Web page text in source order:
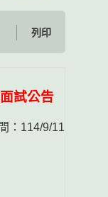
列印
試公告
： 114/9/11